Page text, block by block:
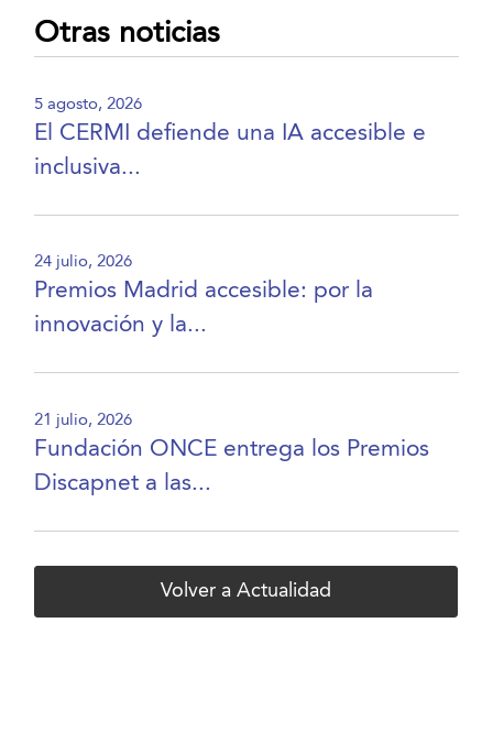
Otras noticias
5 agosto, 2026
El CERMI defiende una IA accesible e
inclusiva...
24 julio, 2026
Premios Madrid accesible: por la
innovación y la...
21 julio, 2026
Fundación ONCE entrega los Premios
Discapnet a las...
Volver a Actualidad